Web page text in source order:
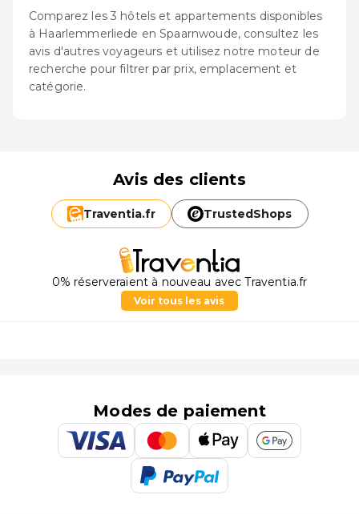
Comparez les 3 hôtels et appartements disponibles
à Haarlemmerliede en Spaarnwoude, consultez les
avis d'autres voyageurs et utilisez notre moteur de
recherche pour filtrer par prix, emplacement et
catégorie.
Avis des clients
Traventia.fr TrustedShops
0% réserveraient à nouveau avec Traventia.fr
Voir tous les avis
Modes de paiement